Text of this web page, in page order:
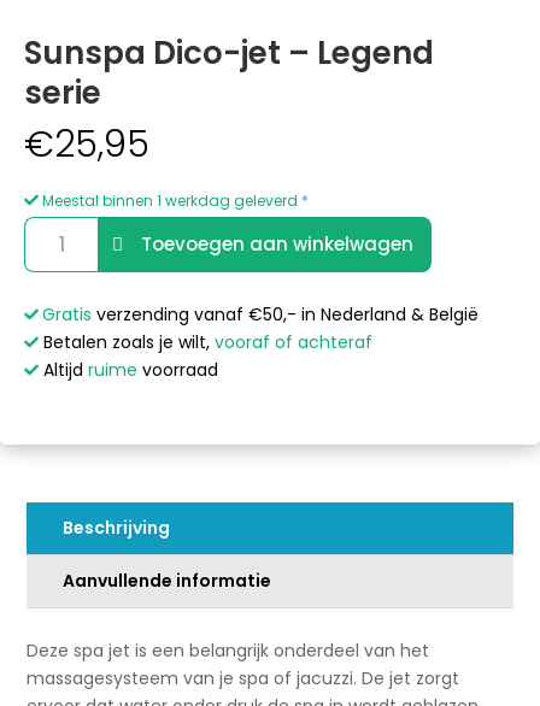
Sunspa Dico-jet – Legend
serie
€25,95
Meestal binnen 1 werkdag geleverd *
Sunspa
Dico-
-
Legend
serie
Toevoegen aan winkelwagen
e
i
e
Gratis verzending vanaf €50,- in Nederland & België
Betalen zoals je wilt, vooraf of achteraf
Altijd ruime voorraad
Beschrijving
Aanvullende informatie
Deze spa jet is een belangrijk onderdeel van het
massagesysteem van je spa of jacuzzi. De jet zorgt